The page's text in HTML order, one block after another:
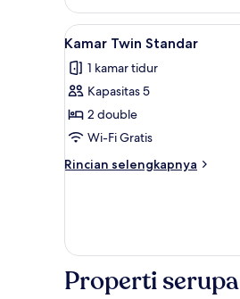
Boleh
Merokok
Lihat
semua
foto
untuk
Kamar
Twin
Standar
7
Kamar Twin Standar
1 kamar tidur
Kapasitas 5
2 double
Wi-Fi Gratis
Rincian selengkapnya
Rincian
Twin
Standar
Properti serupa